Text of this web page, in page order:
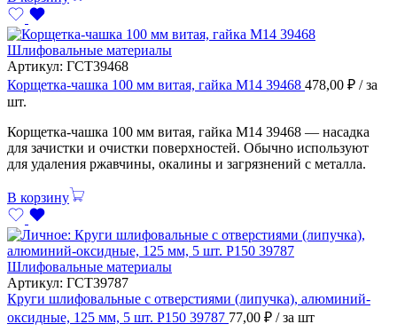
Шлифовальные материалы
Артикул: ГСТ39468
Корщетка-чашка 100 мм витая, гайка М14 39468 478,00 ₽ / за
шт.
Корщетка-чашка 100 мм витая, гайка М14 39468 — насадка
для зачистки и очистки поверхностей. Обычно используют
для удаления ржавчины, окалины и загрязнений с металла.
В корзину
Шлифовальные материалы
Артикул: ГСТ39787
Круги шлифовальные с отверстиями (липучка), алюминий-
оксидные, 125 мм, 5 шт. Р150 39787 77,00 ₽ / за шт